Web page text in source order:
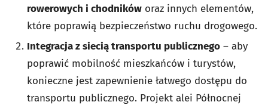
rowerowych i chodników oraz innych elementów,
które poprawią bezpieczeństwo ruchu drogowego.
Integracja z siecią transportu publicznego – aby
poprawić mobilność mieszkańców i turystów,
konieczne jest zapewnienie łatwego dostępu do
transportu publicznego. Projekt alei Północnej